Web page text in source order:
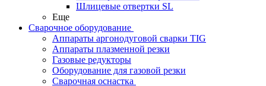
Шлицевые отвертки SL
Еще
Сварочное оборудование
Аппараты аргонодуговой сварки TIG
Аппараты плазменной резки
Газовые редукторы
Оборудование для газовой резки
Сварочная оснастка